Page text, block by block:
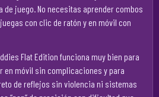
de juego. No necesitas aprender combos
con clic de ratón y en móvil con
Flat Edition funciona muy bien para
en móvil sin complicaciones y para
de reflejos sin violencia ni sistemas